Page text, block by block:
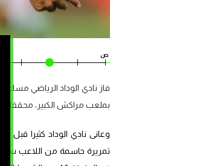
ص
فاز نادي الوداد الرياضي مساء
بملعب مراكش الكبير، محققا
تمريرة حاسمة من اللاعب سيف